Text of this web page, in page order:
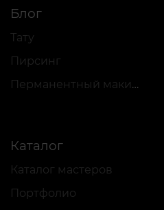
Блог
Тату
Пирсинг
Перманентный макияж
Каталог
Каталог мастеров
Портфолио